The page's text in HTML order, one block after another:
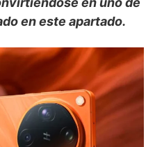
en este apartado.